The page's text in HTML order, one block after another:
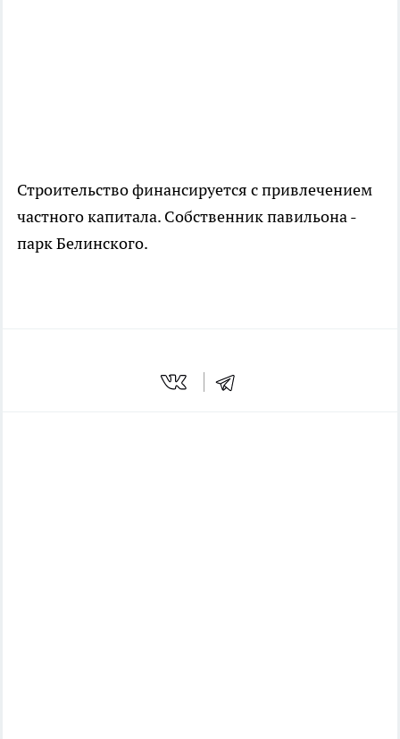
Строительство финансируется с привлечением
частного капитала. Собственник павильона -
парк Белинского.